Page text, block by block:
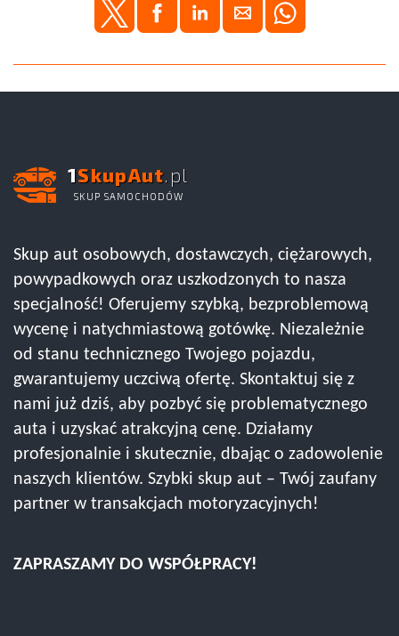
1SkupAut.pl
SKUP SAMOCHODÓW
Skup aut osobowych, dostawczych, ciężarowych,
powypadkowych oraz uszkodzonych to nasza
specjalność! Oferujemy szybką, bezproblemową
wycenę i natychmiastową gotówkę. Niezależnie
od stanu technicznego Twojego pojazdu,
gwarantujemy uczciwą ofertę. Skontaktuj się z
nami już dziś, aby pozbyć się problematycznego
auta i uzyskać atrakcyjną cenę. Działamy
profesjonalnie i skutecznie, dbając o zadowolenie
naszych klientów. Szybki skup aut – Twój zaufany
partner w transakcjach motoryzacyjnych!
ZAPRASZAMY DO WSPÓŁPRACY!